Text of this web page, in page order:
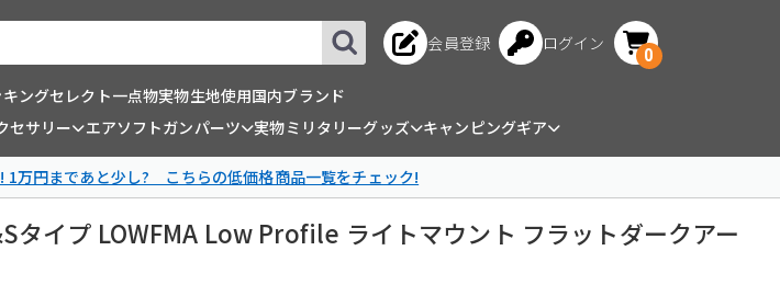
会員登録 ログイン
0
ングセレクト一点物実物生地使用国内ブランド
セサリー エアソフトガンパーツ 実物ミリタリーグッズ キャンピングギア
1万円まであと少し? こちらの低価格商品一覧をチェック!
タイプ LOWFMA Low Profile ライトマウント フラットダークアー